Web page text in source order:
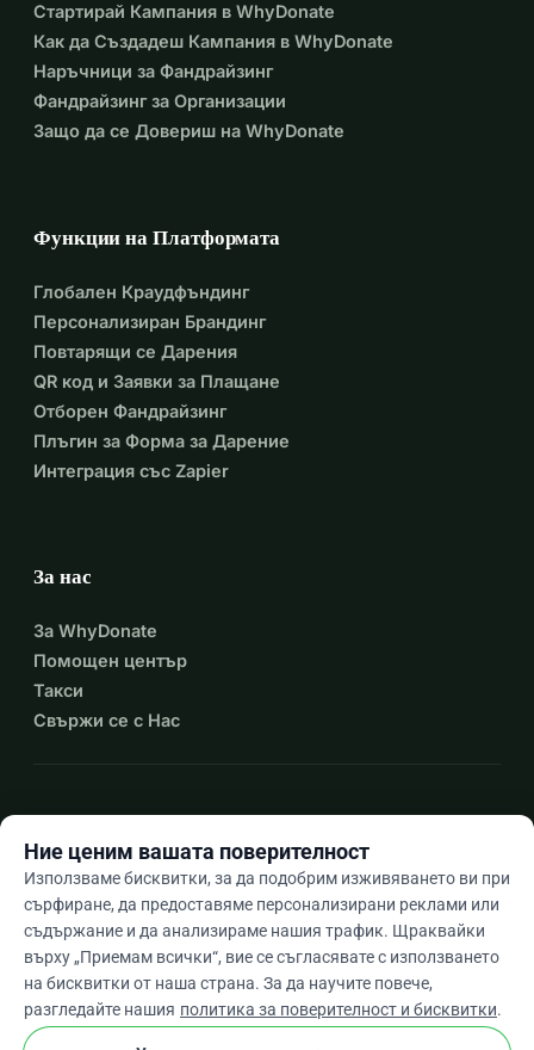
Стартирай Кампания в WhyDonate
Как да Създадеш Кампания в WhyDonate
Наръчници за Фандрайзинг
Фандрайзинг за Организации
Защо да се Довериш на WhyDonate
Функции на Платформата
Глобален Краудфъндинг
Персонализиран Брандинг
Повтарящи се Дарения
QR код и Заявки за Плащане
Отборен Фандрайзинг
Плъгин за Форма за Дарение
Интеграция със Zapier
За нас
За WhyDonate
Помощен център
Такси
Свържи се с Нас
Bgarrow_drop_down
★★★★★4,9 / 5 въз основа на 500+ отзива
Ние ценим вашата поверителност
Използваме бисквитки, за да подобрим изживяването ви при
сърфиране, да предоставяме персонализирани реклами или
съдържание и да анализираме нашия трафик. Щраквайки
върху „Приемам всички“, вие се съгласявате с използването
на бисквитки от наша страна. За да научите повече,
разгледайте нашия политика за поверителност и бисквитки.